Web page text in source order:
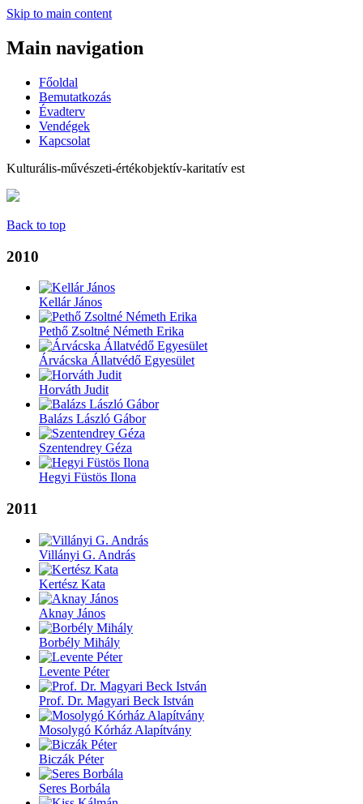
Skip to main content
Main navigation
Főoldal
Bemutatkozás
Évadterv
Vendégek
Kapcsolat
Kulturális-művészeti-értékobjektív-karitatív est
Back to top
2010
Kellár János
Pethő Zsoltné Németh Erika
Árvácska Állatvédő Egyesület
Horváth Judit
Balázs László Gábor
Szentendrey Géza
Hegyi Füstös Ilona
2011
Villányi G. András
Kertész Kata
Aknay János
Borbély Mihály
Levente Péter
Prof. Dr. Magyari Beck István
Mosolygó Kórház Alapítvány
Biczák Péter
Seres Borbála